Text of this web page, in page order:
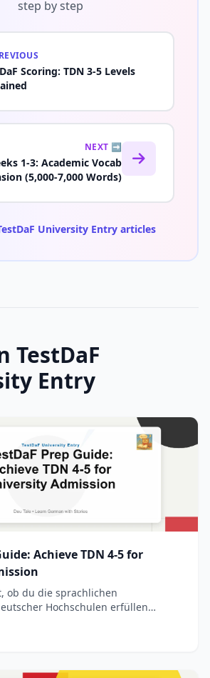
step by step
Scoring: TDN 3-5 Levels
NEXT ➡️
1-3: Academic Vocab
(5,000-7,000 Words)
University Entry articles
TestDaF
Entry
Achieve TDN 4-5 for
ob du die sprachlichen
Hochschulen erfüllen